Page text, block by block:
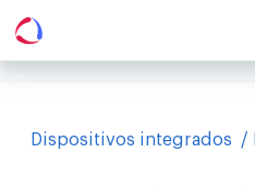
Dispositivos integrados